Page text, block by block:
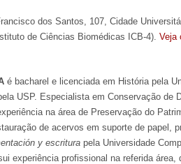
dos Santos, 107, Cidade
de Ciências Biomédicas ICB-4). Veja
é bacharel e licenciada em História pela
USP. Especialista em Conservação de
na área de Preservação do
de acervos em suporte de papel,
y escritura pela Universidade
experiência profissional na referida